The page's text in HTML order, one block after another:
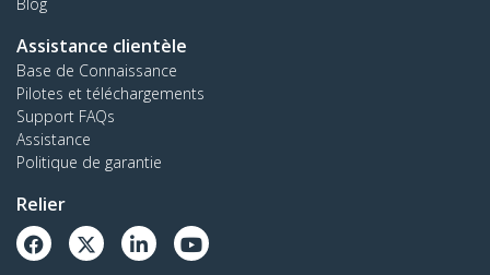
Assistance clientèle
Base de Connaissance
Pilotes et téléchargements
Support FAQs
Assistance
Politique de garantie
Relier